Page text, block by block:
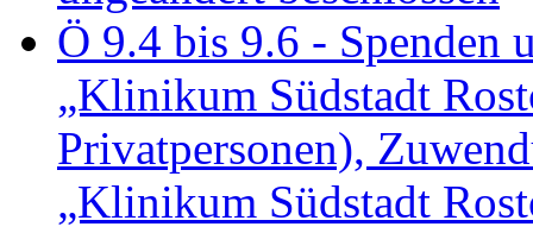
Ö 9.4 bis 9.6 -
„Klinikum Südstadt
Privatpersonen),
„Klinikum Südstadt